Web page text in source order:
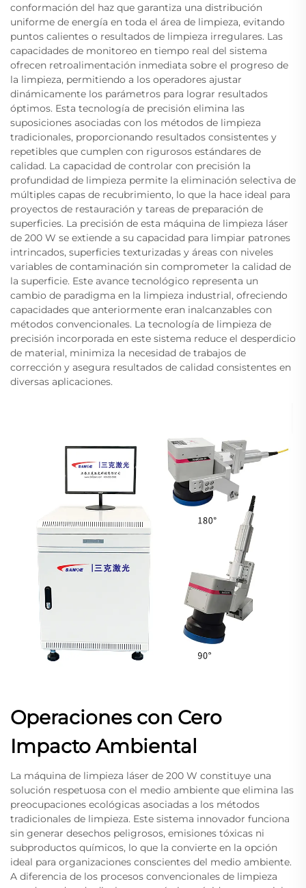
conformación del haz que garantiza una distribución
uniforme de energía en toda el área de limpieza, evitando
puntos calientes o resultados de limpieza irregulares. Las
capacidades de monitoreo en tiempo real del sistema
ofrecen retroalimentación inmediata sobre el progreso de
la limpieza, permitiendo a los operadores ajustar
dinámicamente los parámetros para lograr resultados
óptimos. Esta tecnología de precisión elimina las
suposiciones asociadas con los métodos de limpieza
tradicionales, proporcionando resultados consistentes y
repetibles que cumplen con rigurosos estándares de
calidad. La capacidad de controlar con precisión la
profundidad de limpieza permite la eliminación selectiva de
múltiples capas de recubrimiento, lo que la hace ideal para
proyectos de restauración y tareas de preparación de
superficies. La precisión de esta máquina de limpieza láser
de 200 W se extiende a su capacidad para limpiar patrones
intrincados, superficies texturizadas y áreas con niveles
variables de contaminación sin comprometer la calidad de
la superficie. Este avance tecnológico representa un
cambio de paradigma en la limpieza industrial, ofreciendo
capacidades que anteriormente eran inalcanzables con
métodos convencionales. La tecnología de limpieza de
precisión incorporada en este sistema reduce el desperdicio
de material, minimiza la necesidad de trabajos de
corrección y asegura resultados de calidad consistentes en
diversas aplicaciones.
Operaciones con Cero
Impacto Ambiental
La máquina de limpieza láser de 200 W constituye una
solución respetuosa con el medio ambiente que elimina las
preocupaciones ecológicas asociadas a los métodos
tradicionales de limpieza. Este sistema innovador funciona
sin generar desechos peligrosos, emisiones tóxicas ni
subproductos químicos, lo que la convierte en la opción
ideal para organizaciones conscientes del medio ambiente.
A diferencia de los procesos convencionales de limpieza